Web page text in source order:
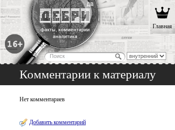
Главная
Комментарии к материалу
Нет комментариев
Добавить комментарий